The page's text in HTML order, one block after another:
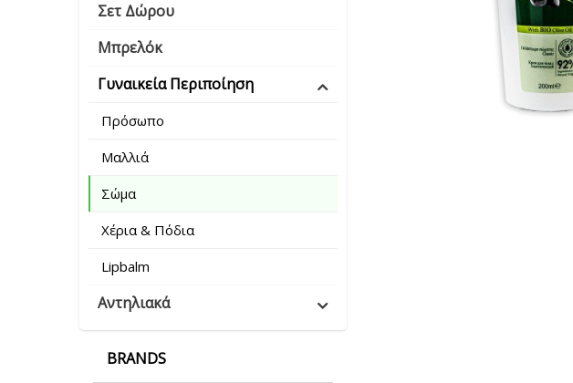
Σετ Δώρου
Μπρελόκ
Γυναικεία Περιποίηση
Πρόσωπο
Μαλλιά
Σώμα
Χέρια & Πόδια
Lipbalm
Αντηλιακά
BRANDS